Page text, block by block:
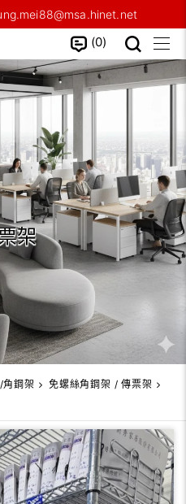
0
架
角鋼架
免螺絲角鋼架 / 傳票架